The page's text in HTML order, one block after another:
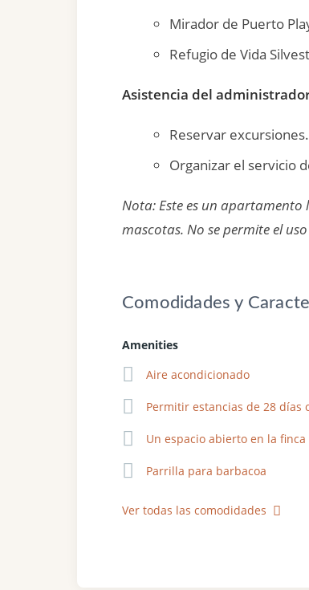
Mirador de Puerto
Refugio de Vida
Asistencia del
Reservar excursiones.
Organizar el servicio
Nota: Este es un
mascotas. No se permite el
Comodidades y
Amenities
Aire acondicionado
Permitir estancias de 28 días
Un espacio abierto en la
Parrilla para barbacoa
Ver todas las comodidades